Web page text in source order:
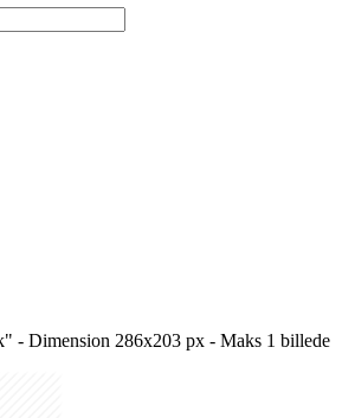
- Dimension 286x203 px - Maks 1 billede